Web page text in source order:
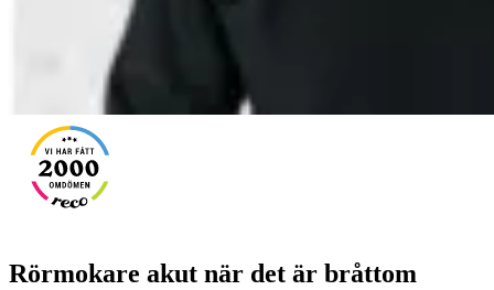
Rörmokare akut när det är bråttom